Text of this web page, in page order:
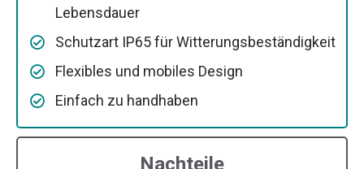
Lebensdauer
Schutzart IP65 für Witterungsbeständigkeit
Flexibles und mobiles Design
Einfach zu handhaben
Nachteile